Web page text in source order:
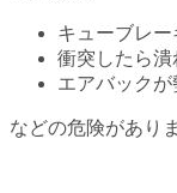
キューブレ
衝突したら潰
エアバック
などの危険があり